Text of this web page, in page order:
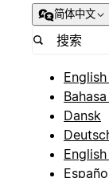
简体中文
Dansk